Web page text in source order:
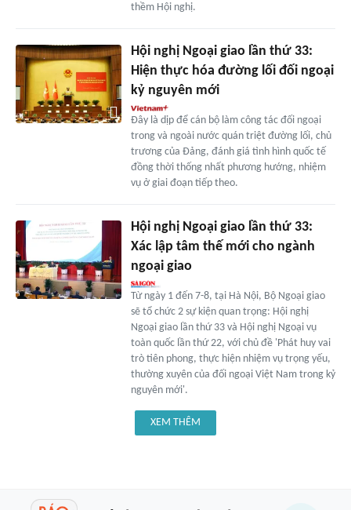
thềm Hội nghị.
Hội nghị Ngoại giao lần thứ 33:
Hiện thực hóa đường lối đối ngoại
kỷ nguyên mới
Đây là dịp để cán bộ làm công tác đối ngoại
trong và ngoài nước quán triệt đường lối, chủ
trương của Đảng, đánh giá tình hình quốc tế
đồng thời thống nhất phương hướng, nhiệm
vụ ở giai đoạn tiếp theo.
Hội nghị Ngoại giao lần thứ 33:
Xác lập tâm thế mới cho ngành
ngoại giao
Từ ngày 1 đến 7-8, tại Hà Nội, Bộ Ngoại giao
sẽ tổ chức 2 sự kiện quan trọng: Hội nghị
Ngoại giao lần thứ 33 và Hội nghị Ngoại vụ
toàn quốc lần thứ 22, với chủ đề 'Phát huy vai
trò tiên phong, thực hiện nhiệm vụ trọng yếu,
thường xuyên của đối ngoại Việt Nam trong kỷ
nguyên mới'.
XEM THÊM